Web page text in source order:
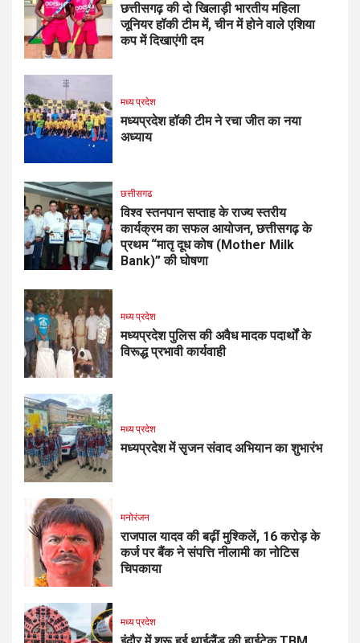
छत्तीसगढ़ की दो खिलाड़ी भारतीय महिला
जूनियर हॉकी टीम में, चीन में होने वाले एशिया
कप में दिखाएंगी दम
मध्य प्रदेश
मध्यप्रदेश हॉकी टीम ने रचा जीत का नया
अध्याय
छत्तीसगढ
विश्व स्तनपान सप्ताह के राज्य स्तरीय
कार्यक्रम का सफल आयोजन, छत्तीसगढ़ के
प्रथम “मातृ दूध कोष (Mother Milk
Bank)” की घोषणा
मध्य प्रदेश
मध्यप्रदेश पुलिस की अवैध मादक पदार्थों के
विरूद्ध प्रभावी कार्यवाही
मध्य प्रदेश
मध्यप्रदेश में सृजन संवाद अभियान का शुभारंभ
मनोरंजन
राजपाल यादव की बढ़ीं मुश्किलें, ₹16 करोड़ के
कर्ज पर बैंक ने संपत्ति नीलामी का नोटिस
चिपकाया
मध्य प्रदेश